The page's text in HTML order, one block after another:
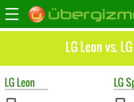
LG Leon vs.
LG Leon LG